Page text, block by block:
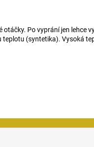
Po vyprání jen lehce
(syntetika). Vysoká